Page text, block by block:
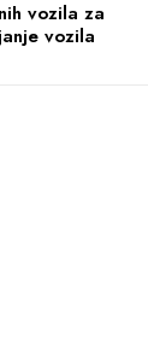
vozila za
vozila